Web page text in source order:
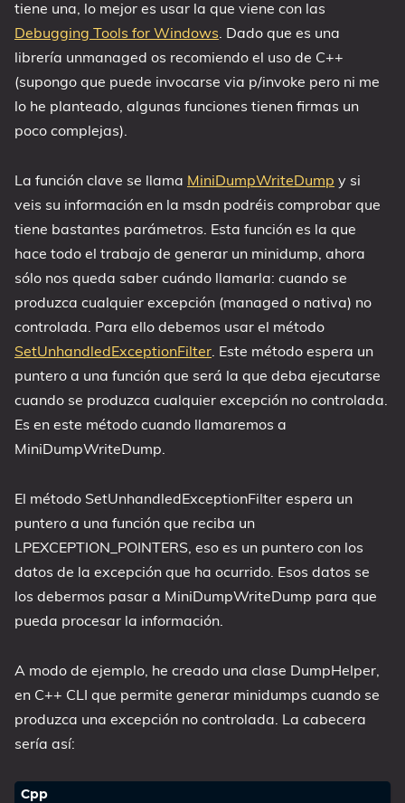
tiene una, lo mejor es usar la que viene con las
Debugging Tools for Windows. Dado que es una
librería unmanaged os recomiendo el uso de C++
(supongo que puede invocarse via p/invoke pero ni me
lo he planteado, algunas funciones tienen firmas un
poco complejas).
La función clave se llama MiniDumpWriteDump y si
veis su información en la msdn podréis comprobar que
tiene bastantes parámetros. Esta función es la que
hace todo el trabajo de generar un minidump, ahora
sólo nos queda saber cuándo llamarla: cuando se
produzca cualquier excepción (managed o nativa) no
controlada. Para ello debemos usar el método
SetUnhandledExceptionFilter. Este método espera un
puntero a una función que será la que deba ejecutarse
cuando se produzca cualquier excepción no controlada.
Es en este método cuando llamaremos a
MiniDumpWriteDump.
El método SetUnhandledExceptionFilter espera un
puntero a una función que reciba un
LPEXCEPTION_POINTERS, eso es un puntero con los
datos de la excepción que ha ocurrido. Esos datos se
los debermos pasar a MiniDumpWriteDump para que
pueda procesar la información.
A modo de ejemplo, he creado una clase DumpHelper,
en C++ CLI que permite generar minidumps cuando se
produzca una excepción no controlada. La cabecera
sería así: